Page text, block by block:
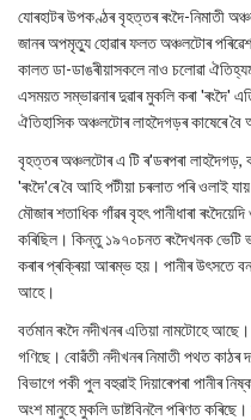
যোৰহাটৰ উপকণ্ঠৰ বৃহত্তৰ ৰংদৈ-নিমাতী
জানৰ অপমৃত্যু হোৱাৰ ফলত অঞ্চলটোৰ
কালত ডা-ডাঙৰীয়াসকলে নাও চলোৱা
এসময়ত সম্ভাৱনাৰ দুৱাৰ মুকলি কৰা 'ৰংদৈ'
ঐতিহাসিক অঞ্চলটোৰ লাহদৈগড়ৰ কাষেৰে বৈ
বৃহত্তৰ অঞ্চলটোৰ এ টি ৰ'ডৰপৰা লাহদৈগড়,
'ৰংদৈ'ৰে বৈ আহি পটীয়া চৰলাত পৰি ওলাই
মৌজাৰ শতাধিক গাঁৱৰ বৃহৎ পানীধাৰা
কৰিছিল। কিন্তু ১৯৭০চনত ৰংদৈখনক ভেটি
কৰাৰ প্ৰক্ৰিয়া আৰম্ভ হয়। পানীৰ উৎসতে
আহে।
বর্তমান ৰংদৈ নদীখনৰ এতিয়া নামটোহে
গণিছে। বোৱঁতী নদীখনৰ নিমাতী পথত
বিভাগে পকী পুল বহুৱাই দিয়াৰেপৰা পানীৰ
অংশ মানুহে মুকলি ডাষ্টবিনলৈ পৰিণত